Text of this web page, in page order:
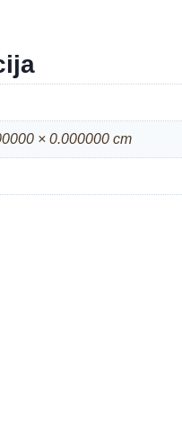
× 0.000000 cm